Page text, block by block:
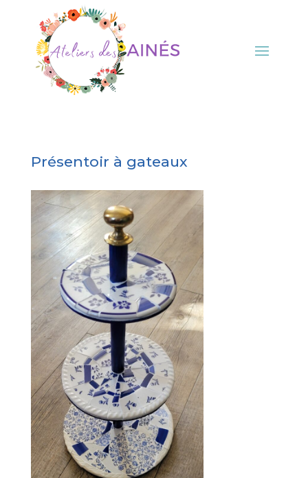
Présentoir à gateaux